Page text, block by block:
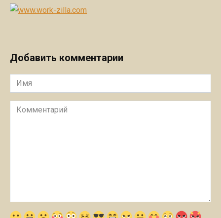
Добавить комментарии
Имя
Комментарий